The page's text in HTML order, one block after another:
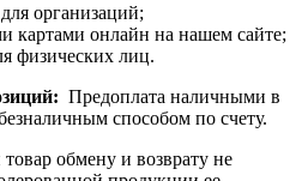
организаций;
картами онлайн на нашем сайте;
физических лиц.
Предоплата наличными в
способом по счету.
обмену и возврату не